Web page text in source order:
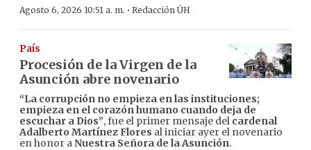
Agosto 6, 2026 10:51 a. m. · Redacción ÚH
País
Procesión de la Virgen de la
Asunción abre novenario
“La corrupción no empieza en las instituciones;
empieza en el corazón humano cuando deja de
escuchar a Dios”, fue el primer mensaje del cardenal
Adalberto Martínez Flores al iniciar ayer el novenario
en honor aNuestra Señora de la Asunción.